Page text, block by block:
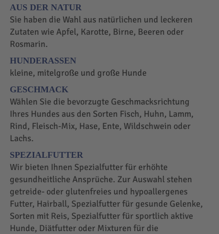
AUS DER NATUR
Sie haben die Wahl aus natürlichen und leckeren
Zutaten wie Apfel, Karotte, Birne, Beeren oder
Rosmarin.
HUNDERASSEN
kleine, mitelgroße und große Hunde
GESCHMACK
Wählen Sie die bevorzugte Geschmacksrichtung
Ihres Hundes aus den Sorten Fisch, Huhn, Lamm,
Rind, Fleisch-Mix, Hase, Ente, Wildschwein oder
Lachs.
SPEZIALFUTTER
Wir bieten Ihnen Spezialfutter für erhöhte
gesundheitliche Ansprüche. Zur Auswahl stehen
getreide- oder glutenfreies und hypoallergenes
Futter, Hairball, Spezialfutter für gesunde Gelenke,
Sorten mit Reis, Spezialfutter für sportlich aktive
Hunde, Diätfutter oder Mixturen für die